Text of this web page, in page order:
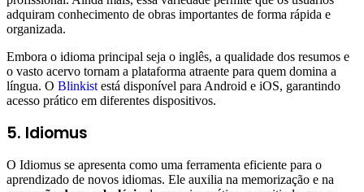
adquiram conhecimento de obras importantes de forma rápida e
organizada.
Embora o idioma principal seja o inglês, a qualidade dos resumos e
o vasto acervo tornam a plataforma atraente para quem domina a
língua. O Blinkist está disponível para Android e iOS, garantindo
acesso prático em diferentes dispositivos.
5. Idiomus
O Idiomus se apresenta como uma ferramenta eficiente para o
aprendizado de novos idiomas. Ele auxilia na memorização e na